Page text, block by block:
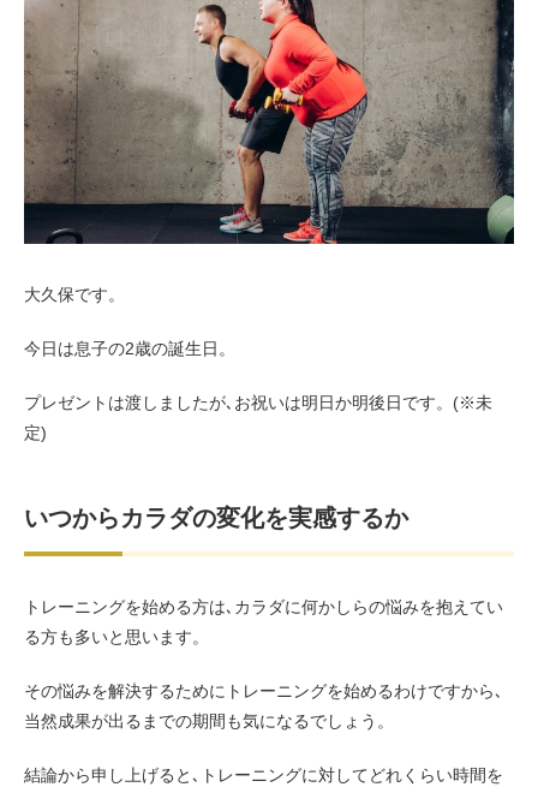
お客様の声（30代以下）
お客様の声（40代）
お客様の声（50代以上）
お客様の声（男性）
大久保です。
今日は息子の2歳の誕生日。
プレゼントは渡しましたが､お祝いは明日か明後日です。(※未
定)
いつからカラダの変化を実感するか
トレーニングを始める方は､カラダに何かしらの悩みを抱えてい
る方も多いと思います。
その悩みを解決するためにトレーニングを始めるわけですから､
当然成果が出るまでの期間も気になるでしょう。
結論から申し上げると､トレーニングに対してどれくらい時間を